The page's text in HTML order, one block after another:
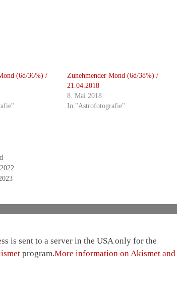
(6d/36%) /
Zunehmender Mond (6d/38%) /
21.04.2018
8. Mai 2018
In "Astrofotografie"
is sent to a server in the USA only for the
program.More information on Akismet and